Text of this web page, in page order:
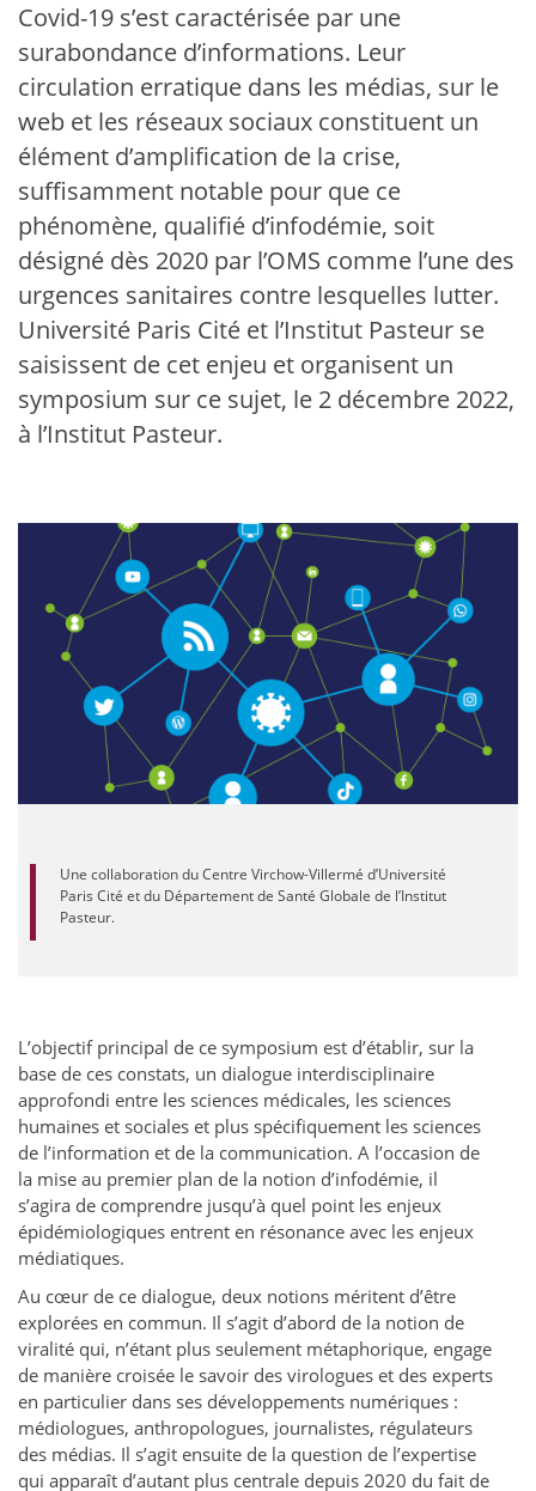
Covid-19 s’est caractérisée par une
surabondance d’informations. Leur
circulation erratique dans les médias, sur le
web et les réseaux sociaux constituent un
élément d’amplification de la crise,
suffisamment notable pour que ce
phénomène, qualifié d’infodémie, soit
désigné dès 2020 par l’OMS comme l’une des
urgences sanitaires contre lesquelles lutter.
Université Paris Cité et l’Institut Pasteur se
saisissent de cet enjeu et organisent un
symposium sur ce sujet, le 2 décembre 2022,
à l’Institut Pasteur.
Une collaboration du Centre Virchow-Villermé d’Université
Paris Cité et du Département de Santé Globale de l’Institut
Pasteur.
L’objectif principal de ce symposium est d’établir, sur la
base de ces constats, un dialogue interdisciplinaire
approfondi entre les sciences médicales, les sciences
humaines et sociales et plus spécifiquement les sciences
de l’information et de la communication. A l’occasion de
la mise au premier plan de la notion d’infodémie, il
s’agira de comprendre jusqu’à quel point les enjeux
épidémiologiques entrent en résonance avec les enjeux
médiatiques.
Au cœur de ce dialogue, deux notions méritent d’être
explorées en commun. Il s’agit d’abord de la notion de
viralité qui, n’étant plus seulement métaphorique, engage
de manière croisée le savoir des virologues et des experts
en particulier dans ses développements numériques :
médiologues, anthropologues, journalistes, régulateurs
des médias. Il s’agit ensuite de la question de l’expertise
qui apparaît d’autant plus centrale depuis 2020 du fait de